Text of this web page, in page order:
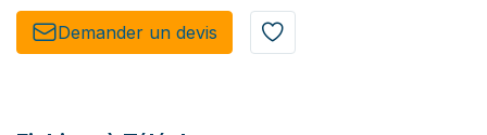
Demander un de​​vis​​